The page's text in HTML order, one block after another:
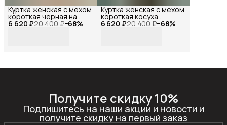
6 620 ₽20 400 ₽−68%
Куртка женская с мехом
короткая черная на
молнии, Reversal, YDP- 6 620 ₽20 400 ₽−68%
Куртка женская с мехом
короткая косуха
черная, Reversal, YDP-
Получите скидку 10%
Подпишитесь на наши акции и новости и
получите скидку на первый заказ